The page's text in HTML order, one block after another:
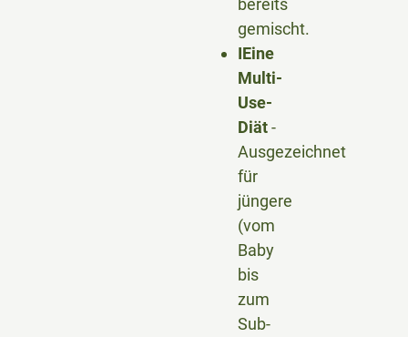
bereits
gemischt.
IEine
Multi-
Use-
Diät-
Ausgezeichnet
für
jüngere
(vom
Baby
bis
zum
Sub-